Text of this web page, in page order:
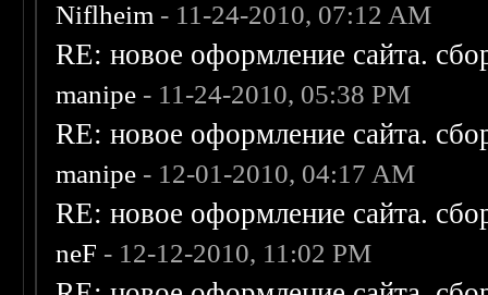
Niflheim - 11-24-2010, 07:12 AM
RE: новое оформление сайта.
manipe - 11-24-2010, 05:38 PM
RE: новое оформление сайта.
manipe - 12-01-2010, 04:17 AM
RE: новое оформление сайта.
neF - 12-12-2010, 11:02 PM